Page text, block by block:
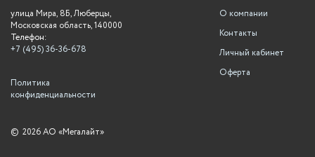
О компании
Контакты
Личный кабинет
Оферта
улица Мира, 8Б, Люберцы,
Московская область, 140000
Телефон:
+7 (495) 36-36-678
Политика
конфиденциальности
© 2026 АО «Мегалайт»